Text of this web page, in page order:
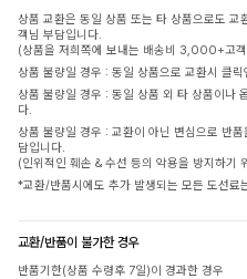
상품 교환은 동일 상품 또는 타 상품으로도
객님 부담입니다.
(상품을 저희쪽에 보내는 배송비 3,000+고
상품 불량일 경우 : 동일 상품으로 교환시 클
상품 불량일 경우 : 동일 상품 외 타 상품이
다.
상품 불량일 경우 : 교환이 아닌 변심으로 반
담입니다.
(인위적인 훼손 & 수선 등의 악용을 방지하기
*교환/반품시에도 추가 발생되는 모든 도선료
교환/반품이 불가한 경우
반품기한(상품 수령후 7일)이 경과한 경우